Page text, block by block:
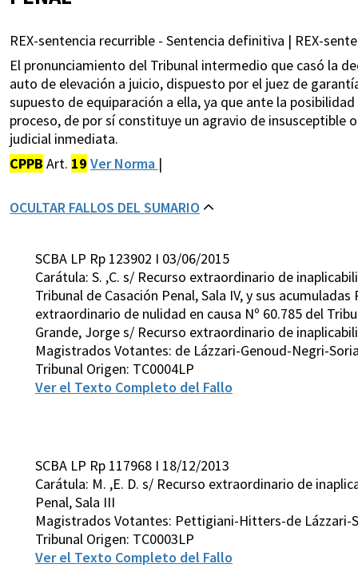
REX-sentencia recurrible - Sentencia definitiva | REX-
El pronunciamiento del Tribunal intermedio que casó la
auto de elevación a juicio, dispuesto por el juez de
supuesto de equiparación a ella, ya que ante la
proceso, de por sí constituye un agravio de
judicial inmediata.
CPPB Art. 19 Ver Norma |
OCULTAR FALLOS DEL SUMARIO
SCBA LP Rp 123902 I 03/06/2015
Carátula: S. ,C. s/ Recurso extraordinario de
Tribunal de Casación Penal, Sala IV, y sus
extraordinario de nulidad en causa Nº 60.785 del
Grande, Jorge s/ Recurso extraordinario de
Magistrados Votantes: de Lázzari-Genoud-Negri-
Tribunal Origen: TC0004LP
Ver el Texto Completo del Fallo
SCBA LP Rp 117968 I 18/12/2013
Carátula: M. ,E. D. s/ Recurso extraordinario de
Penal, Sala III
Magistrados Votantes: Pettigiani-Hitters-de Lázzari-
Tribunal Origen: TC0003LP
Ver el Texto Completo del Fallo